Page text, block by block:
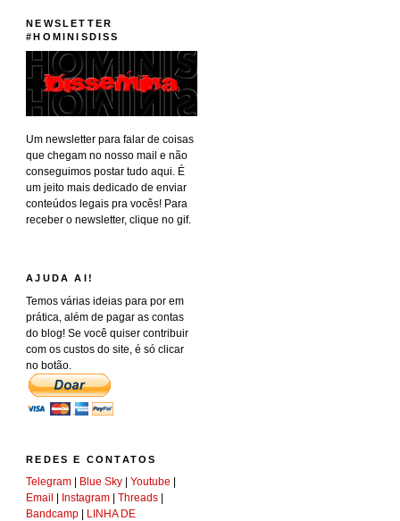
NEWSLETTER
#HOMINISDISS
Um newsletter para falar de coisas
que chegam no nosso mail e não
conseguimos postar tudo aqui. É
um jeito mais dedicado de enviar
conteúdos legais pra vocês! Para
receber o newsletter, clique no gif.
AJUDA AI!
Temos várias ideias para por em
prática, além de pagar as contas
do blog! Se você quiser contribuir
com os custos do site, é só clicar
no botão.
REDES E CONTATOS
Telegram | Blue Sky |Youtube |
Email | Instagram |Threads |
Bandcamp | LINHA DE